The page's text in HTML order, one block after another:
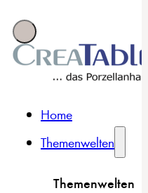
Home
Themenwelten
Themenwelten